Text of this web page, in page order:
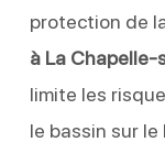
protection de
à La Chapelle-
limite les
le bassin sur